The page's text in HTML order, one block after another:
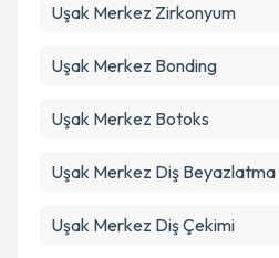
Uşak Merkez Zirkonyum
Uşak Merkez Bonding
Uşak Merkez Botoks
Uşak Merkez Diş Beyazlatma
Uşak Merkez Diş Çekimi